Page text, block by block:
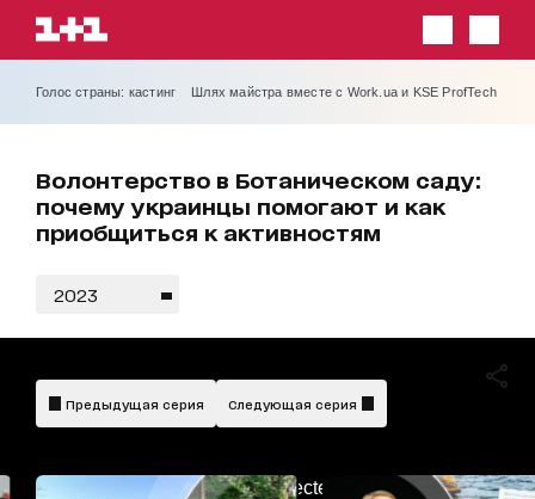
Голос страны: кастинг Шлях майстра вместе с Work.ua и KSE ProfTech
Волонтерство в Ботаническом саду:
почему украинцы помогают и как
приобщиться к активностям
2023
AdBlockDetected!
Предыдущая серия Следующая серия